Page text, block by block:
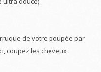
de votre poupée par
coupez les cheveux